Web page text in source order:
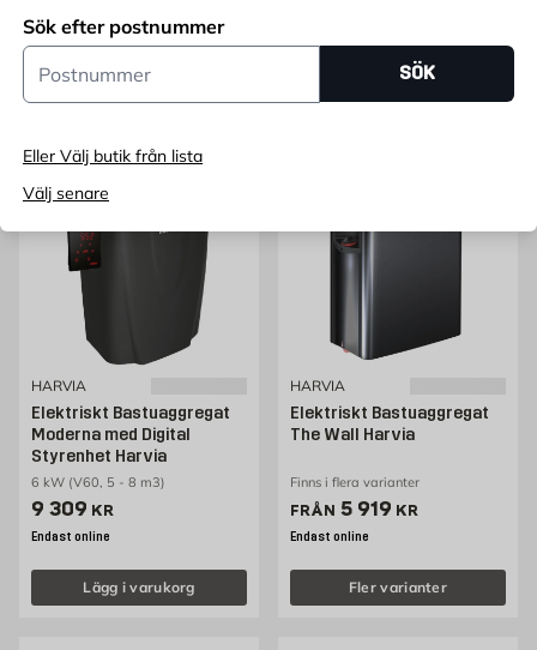
Sök efter postnummer
Postnummer
SÖK
Eller Välj butik från lista
Välj senare
4 171KR
HARVIA
Elektriskt Bastuaggregat
Moderna med Digital
Styrenhet Harvia
6 kW (V60, 5 - 8 m3)
Pris 9309 kr
9 309 KR
Endast online
Lägg i varukorg
HARVIA
Elektriskt Bastuaggregat
The Wall Harvia
Finns i flera varianter
FRÅN Pris 5919 kr
5 919 KR
Endast online
Fler varianter